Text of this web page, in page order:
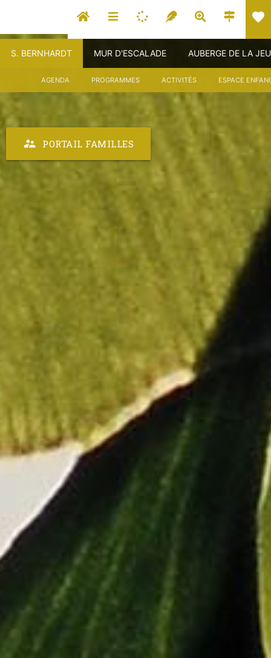
favorite
S. BERNHARDT MUR D'ESCALADE AUBERGE DE LA
AGENDA PROGRAMMES ACTIVITÉS ESPACE
supervisor_account PORTAIL FAMILLES